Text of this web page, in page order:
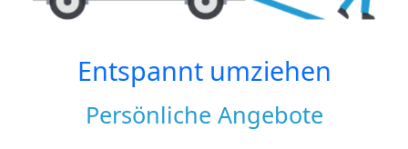
Entspannt umziehen
Persönliche Angebote